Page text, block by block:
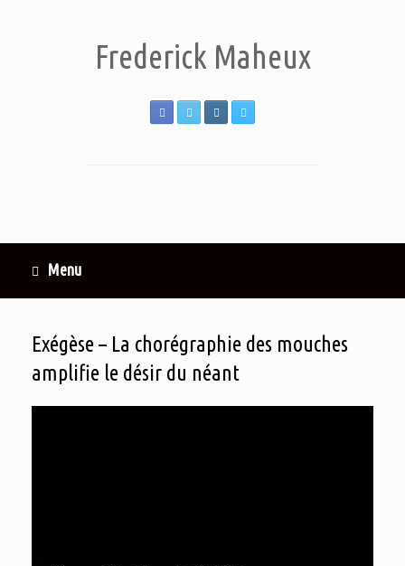
Frederick Maheux
Menu
Exégèse – La chorégraphie des mouches
amplifie le désir du néant